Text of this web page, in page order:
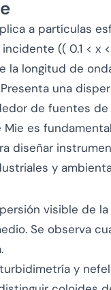
a partículas
(( 0.1 < x
la longitud de
una
de fuentes
Mie es
diseñar
y
visible de
Se observa
y